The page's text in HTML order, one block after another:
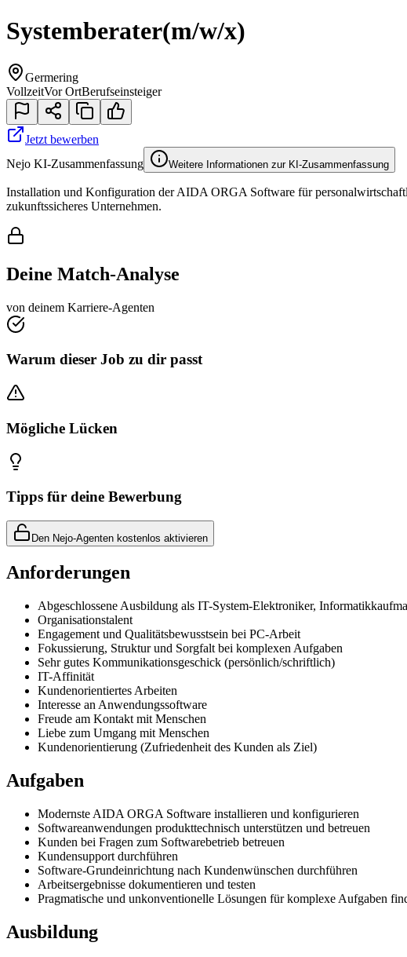
Systemberater(m/w/x)
Germering
VollzeitVor OrtBerufseinsteiger
Jetzt bewerben
Nejo KI-Zusammenfassung
Weitere Informationen zur KI-Zusammenfassung
Installation und Konfiguration der AIDA ORGA Software für
zukunftssicheres Unternehmen.
Deine Match-Analyse
von deinem Karriere-Agenten
Warum dieser Job zu dir passt
Mögliche Lücken
Tipps für deine Bewerbung
Den Nejo-Agenten kostenlos aktivieren
Anforderungen
Abgeschlossene Ausbildung als IT-System-Elektroniker,
Organisationstalent
Engagement und Qualitätsbewusstsein bei PC-Arbeit
Fokussierung, Struktur und Sorgfalt bei komplexen Aufgaben
Sehr gutes Kommunikationsgeschick (persönlich/schriftlich)
IT-Affinität
Kundenorientiertes Arbeiten
Interesse an Anwendungssoftware
Freude am Kontakt mit Menschen
Liebe zum Umgang mit Menschen
Kundenorientierung (Zufriedenheit des Kunden als Ziel)
Aufgaben
Modernste AIDA ORGA Software installieren und konfigurieren
Softwareanwendungen produkttechnisch unterstützen und betreuen
Kunden bei Fragen zum Softwarebetrieb betreuen
Kundensupport durchführen
Software-Grundeinrichtung nach Kundenwünschen durchführen
Arbeitsergebnisse dokumentieren und testen
Pragmatische und unkonventionelle Lösungen für komplexe Aufgaben
Ausbildung